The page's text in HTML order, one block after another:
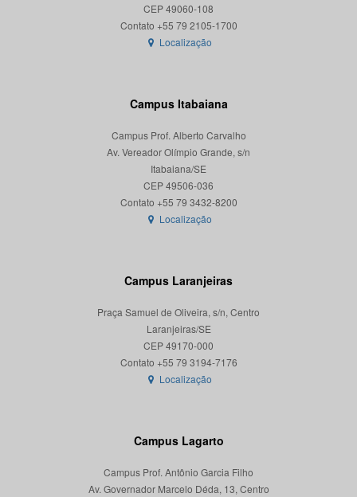
CEP 49060-108
Localização
Campus Itabaiana
Campus Prof. Alberto Carvalho
Av. Vereador Olímpio Grande, s/n
Itabaiana/SE
CEP 49506-036
Localização
Campus Laranjeiras
Praça Samuel de Oliveira, s/n, Centro
Laranjeiras/SE
CEP 49170-000
Localização
Campus Lagarto
Campus Prof. Antônio Garcia Filho
Av. Governador Marcelo Déda, 13, Centro